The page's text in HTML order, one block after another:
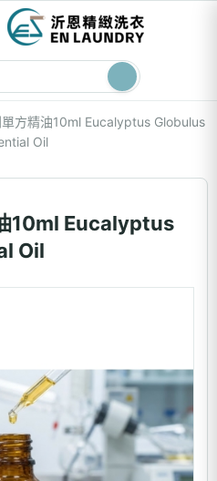
方精油10ml Eucalyptus Globulus
Oil
10ml Eucalyptus
Oil